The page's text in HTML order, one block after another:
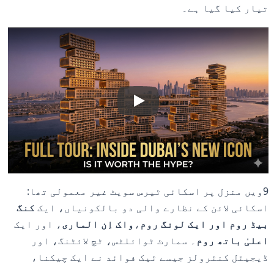
تیار کیا گیا ہے۔
9ویں منزل پر اسکائی ٹیرس سویٹ غیر معمولی تھا:
اسکائی لائن کے نظارے والی دو بالکونیاں، ایک کنگ
بیڈ روم اور ایک لونگ روم ، واک اِن الماری، اور ایک
اعلیٰ باتھ روم ۔ سمارٹ ٹوائلٹس، ٹچ لائٹنگ، اور
ڈیجیٹل کنٹرولز جیسے ٹیک فوائد نے ایک چیکنا،